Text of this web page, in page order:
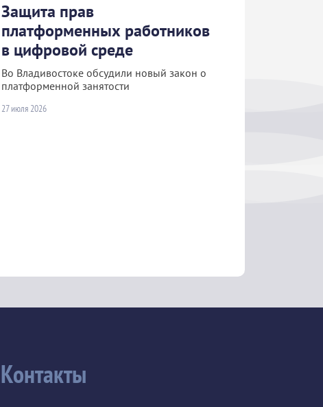
Защита прав
платформенных работников
в цифровой среде
Во Владивостоке обсудили новый закон о
платформенной занятости
27 июля 2026
Контакты